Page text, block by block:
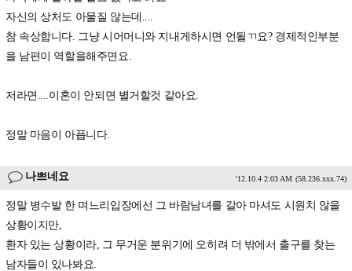
자신의 상처도 아물질 않는데....
참 속상합니다. 그냥 시어머니와 지내게하시면 언될ㄲ요? 경제적인부분
을 남편이 역할을해주면요.
저라면....이혼이 안되면 별거할것 같아요.
정말 마음이 아픕니다.
나쁘네요 '12.10.4 2:03 AM (58.236.xxx.74)
정말 병수발 한 며느리입장에선 그 바람남녀를 갈아 마셔도 시원치 않을
상황이지만,
환자 있는 상황이라, 그 무거운 분위기에 오히려 더 밖에서 출구를 찾는
남자들이 있나봐요.